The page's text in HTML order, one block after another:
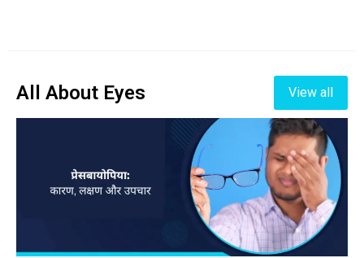
All About Eyes View all